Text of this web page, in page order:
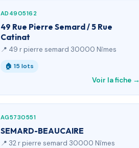
AD4905162
49 Rue Pierre Semard / 5 Rue
Catinat
📍 49 r pierre semard 30000 Nîmes
🏠 15 lots
Voir la fiche →
AG5730551
SEMARD-BEAUCAIRE
📍 32 r pierre semard 30000 Nîmes